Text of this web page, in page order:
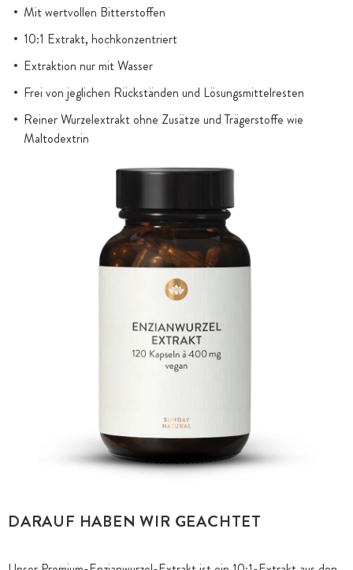
Mit wertvollen Bitterstoffen
10:1 Extrakt, hochkonzentriert
Extraktion nur mit Wasser
Frei von jeglichen Rückständen und Lösungsmittelresten
Reiner Wurzelextrakt ohne Zusätze und Trägerstoffe wie
Maltodextrin
DARAUF HABEN WIR GEACHTET